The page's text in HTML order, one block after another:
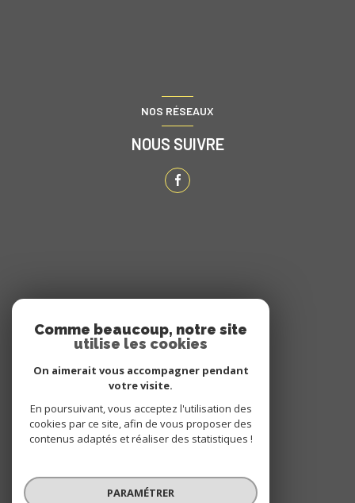
NOS RÉSEAUX
NOUS SUIVRE
NOUS ADHÉRONS
© 2026 | Tous droits réservés
Comme beaucoup, notre site
utilise les cookies
On aimerait vous accompagner pendant
votre visite.
En poursuivant, vous acceptez l'utilisation des
cookies par ce site, afin de vous proposer des
contenus adaptés et réaliser des statistiques !
PARAMÉTRER